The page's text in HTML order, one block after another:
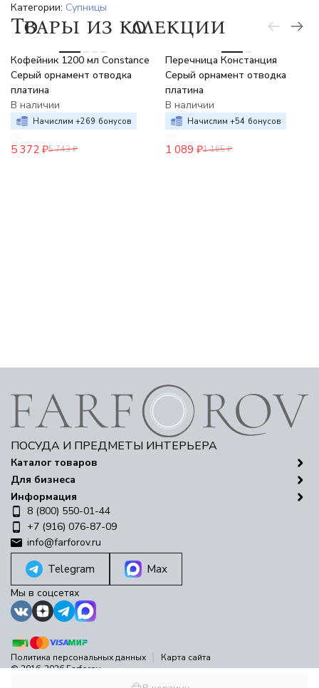
Категории: Супницы
Товары из коллекции
Кофейник 1200 мл Constance
Серый орнамент отводка
платина
В наличии
Начислим +269 бонусов
5 372 ₽5 743 ₽
Перечница Констанция
Серый орнамент отводка
платина
В наличии
Начислим +54 бонусов
1 089 ₽1 165 ₽
ПОСУДА И ПРЕДМЕТЫ ИНТЕРЬЕРА
Каталог товаров
Для бизнеса
Информация
8 (800) 550-01-44
+7 (916) 076-87-09
info@farforov.ru
Telegram Max
Мы в соцсетях
Политика персональных данных
Карта сайта
© 2016-2026 Farforov